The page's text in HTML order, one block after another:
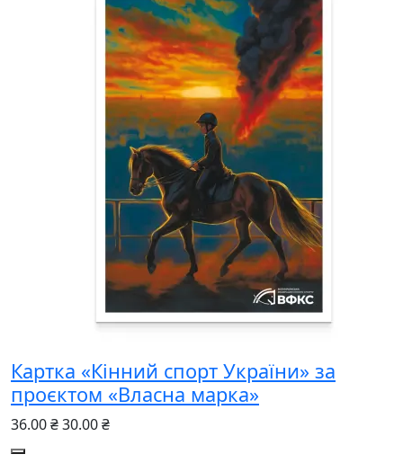
Картка «Кінний спорт України» за
проєктом «Власна марка»
36.00 ₴30.00 ₴